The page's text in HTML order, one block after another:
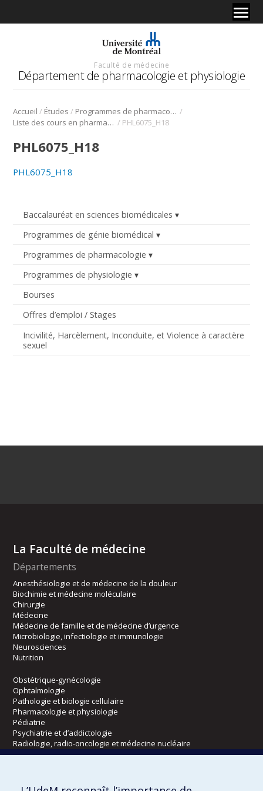
Faculté de médecine
Département de pharmacologie et physiologie
Accueil / Études / Programmes de pharmacologie /
Liste des cours en pharmacologie / PHL6075_H18
Baccalauréat en sciences biomédicales
Programmes de génie biomédical
Programmes de pharmacologie
Programmes de physiologie
Bourses
Offres d’emploi / Stages
Incivilité, Harcèlement, Inconduite, et Violence à caractère
sexuel
PHL6075_H18
PHL6075_H18
La Faculté de médecine
Départements
Anesthésiologie et de médecine de la douleur
Biochimie et médecine moléculaire
Chirurgie
Médecine
Médecine de famille et de médecine d’urgence
Microbiologie, infectiologie et immunologie
Neurosciences
Nutrition
Obstétrique-gynécologie
Ophtalmologie
Pathologie et biologie cellulaire
Pharmacologie et physiologie
Pédiatrie
Psychiatrie et d’addictologie
Radiologie, radio-oncologie et médecine nucléaire